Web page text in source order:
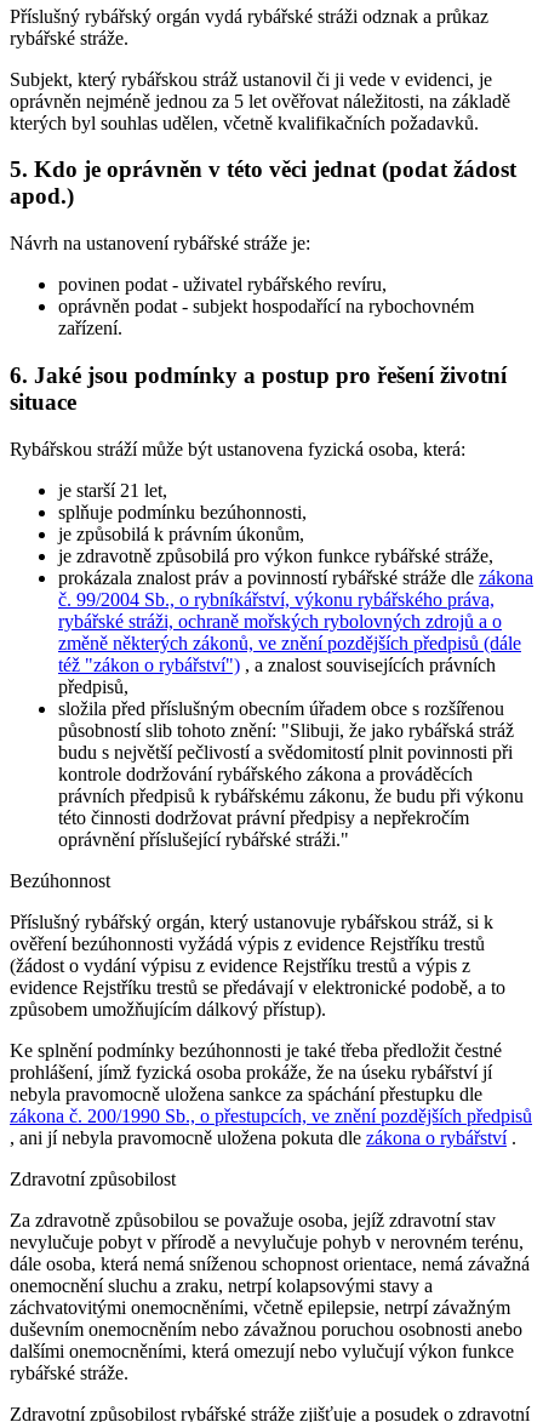
Příslušný rybářský orgán vydá rybářské stráži odznak a průkaz
rybářské stráže.
Subjekt, který rybářskou stráž ustanovil či ji vede v evidenci, je
oprávněn nejméně jednou za 5 let ověřovat náležitosti, na základě
kterých byl souhlas udělen, včetně kvalifikačních požadavků.
5. Kdo je oprávněn v této věci jednat (podat žádost
apod.)
Návrh na ustanovení rybářské stráže je:
povinen podat - uživatel rybářského revíru,
oprávněn podat - subjekt hospodařící na rybochovném
zařízení.
6. Jaké jsou podmínky a postup pro řešení životní
situace
Rybářskou stráží může být ustanovena fyzická osoba, která:
je starší 21 let,
splňuje podmínku bezúhonnosti,
je způsobilá k právním úkonům,
je zdravotně způsobilá pro výkon funkce rybářské stráže,
prokázala znalost práv a povinností rybářské stráže dle zákona
č. 99/2004 Sb., o rybníkářství, výkonu rybářského práva,
rybářské stráži, ochraně mořských rybolovných zdrojů a o
změně některých zákonů, ve znění pozdějších předpisů (dále
též "zákon o rybářství") , a znalost souvisejících právních
předpisů,
složila před příslušným obecním úřadem obce s rozšířenou
působností slib tohoto znění: "Slibuji, že jako rybářská stráž
budu s největší pečlivostí a svědomitostí plnit povinnosti při
kontrole dodržování rybářského zákona a prováděcích
právních předpisů k rybářskému zákonu, že budu při výkonu
této činnosti dodržovat právní předpisy a nepřekročím
oprávnění příslušející rybářské stráži."
Bezúhonnost
Příslušný rybářský orgán, který ustanovuje rybářskou stráž, si k
ověření bezúhonnosti vyžádá výpis z evidence Rejstříku trestů
(žádost o vydání výpisu z evidence Rejstříku trestů a výpis z
evidence Rejstříku trestů se předávají v elektronické podobě, a to
způsobem umožňujícím dálkový přístup).
Ke splnění podmínky bezúhonnosti je také třeba předložit čestné
prohlášení, jímž fyzická osoba prokáže, že na úseku rybářství jí
nebyla pravomocně uložena sankce za spáchání přestupku dle
zákona č. 200/1990 Sb., o přestupcích, ve znění pozdějších předpisů
, ani jí nebyla pravomocně uložena pokuta dle zákona o rybářství.
Zdravotní způsobilost
Za zdravotně způsobilou se považuje osoba, jejíž zdravotní stav
nevylučuje pobyt v přírodě a nevylučuje pohyb v nerovném terénu,
dále osoba, která nemá sníženou schopnost orientace, nemá závažná
onemocnění sluchu a zraku, netrpí kolapsovými stavy a
záchvatovitými onemocněními, včetně epilepsie, netrpí závažným
duševním onemocněním nebo závažnou poruchou osobnosti anebo
dalšími onemocněními, která omezují nebo vylučují výkon funkce
rybářské stráže.
Zdravotní způsobilost rybářské stráže zjišťuje a posudek o zdravotní